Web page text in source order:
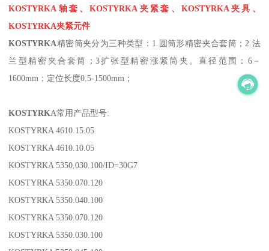
KOSTYRKA轴套、KOSTYRKA夹紧套、KOSTYRKA夹具、
KOSTYRKA夹紧元件
KOSTYRKA精密筒夹分为三种类型：1.圆筒形精密夹合套筒；2.法
兰型精密夹合套筒；3扩张型精密涨紧筒夹。直径范围：6－
1600mm；定位长度0.5-1500mm；
KOSTYRKA常用产品型号:
KOSTYRKA 4610.15.05
KOSTYRKA 4610.10.05
KOSTYRKA 5350.030.100/ID=30G7
KOSTYRKA 5350.070.120
KOSTYRKA 5350.040.100
KOSTYRKA 5350.070.120
KOSTYRKA 5350.030.100